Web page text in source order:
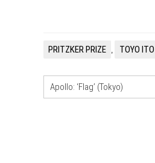
PRITZKER PRIZE , TOYO ITO
Apollo: ‘Flag’ (Tokyo)